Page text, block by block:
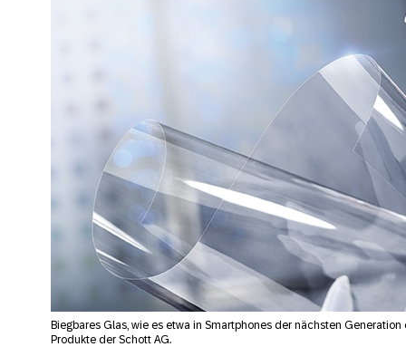
Biegbares Glas, wie es etwa in Smartphones der nächsten
Produkte der Schott AG.